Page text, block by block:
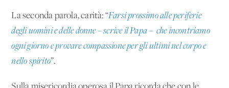
La seconda parola, carità: “Farsi prossimo alle periferie
degli uomini e delle donne – scrive il Papa – che incontriamo
ogni giorno e provare compassione per gli ultimi nel corpo e
nello spirito”.